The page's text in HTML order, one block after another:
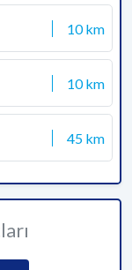
10 km
10 km
45 km